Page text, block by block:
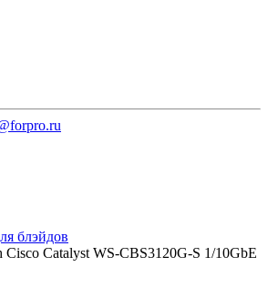
блэйдов
Cisco Catalyst WS-CBS3120G-S 1/10GbE